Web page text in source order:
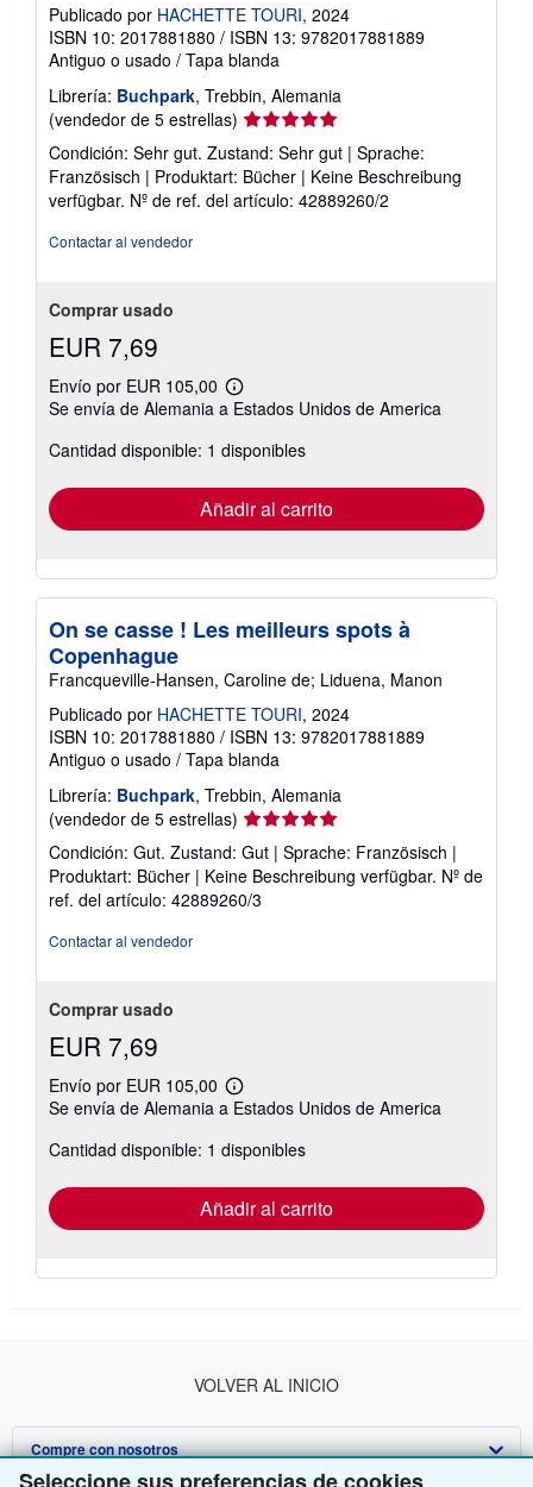
Publicado por HACHETTE TOURI, 2024
ISBN 10: 2017881880 / ISBN 13: 9782017881889
Antiguo o usado / Tapa blanda
Librería: Buchpark, Trebbin, Alemania
(vendedor de 5 estrellas) Calificación
vendedor:
5
de
Condición: Sehr gut. Zustand: Sehr gut | Sprache:
Französisch | Produktart: Bücher | Keine Beschreibung
verfügbar. Nº de ref. del artículo: 42889260/2
Contactar al vendedor
Comprar usado
EUR 7,69
Envío por EUR 105,00
Más
información
las
tarifas
envío
Se envía de Alemania a Estados Unidos de America
Cantidad disponible: 1 disponibles
Añadir al carrito
On se casse ! Les meilleurs spots à
Copenhague
Francqueville-Hansen, Caroline de; Liduena, Manon
Publicado por HACHETTE TOURI, 2024
ISBN 10: 2017881880 / ISBN 13: 9782017881889
Antiguo o usado / Tapa blanda
Librería: Buchpark, Trebbin, Alemania
(vendedor de 5 estrellas) Calificación
del
vendedor:
5
de
Condición: Gut. Zustand: Gut | Sprache: Französisch |
Produktart: Bücher | Keine Beschreibung verfügbar. Nº de
ref. del artículo: 42889260/3
Contactar al vendedor
Comprar usado
EUR 7,69
Envío por EUR 105,00
Más
información
las
tarifas
envío
Se envía de Alemania a Estados Unidos de America
Cantidad disponible: 1 disponibles
Añadir al carrito
VOLVER AL INICIO
Compre con nosotros